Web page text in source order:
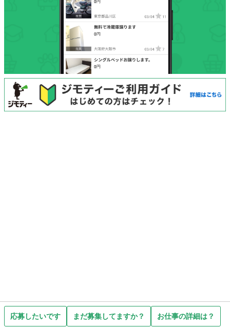
応募したいです まだ募集してますか？ お仕事の詳細は？